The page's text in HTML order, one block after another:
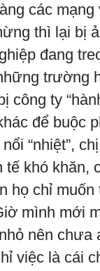
các mạng
thì lại bị
đang
trường
công ty
để buộc
“nhiệt”,
tế khó khăn,
họ chỉ muốn
mình mới
nên chưa
việc là cái